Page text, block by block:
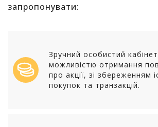
запропонувати:
Зручний особистий
можливістю отримання
про акції, зі збереженням
покупок та транзакцій.